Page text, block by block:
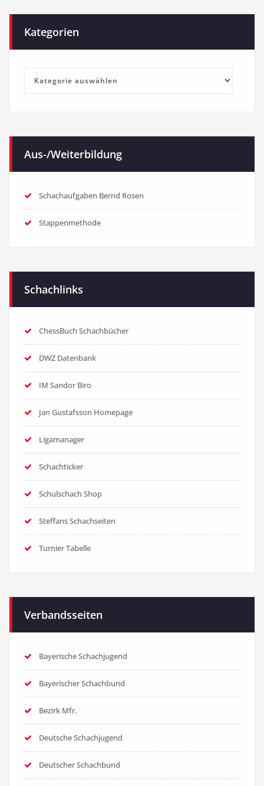
Kategorien
Kategorien
Aus-/Weiterbildung
Schachaufgaben Bernd Rosen
Stappenmethode
Schachlinks
ChessBuch Schachbücher
DWZ Datenbank
IM Sandor Biro
Jan Gustafsson Homepage
Ligamanager
Schachticker
Schulschach Shop
Steffans Schachseiten
Turnier Tabelle
Verbandsseiten
Bayerische Schachjugend
Bayerischer Schachbund
Bezirk Mfr.
Deutsche Schachjugend
Deutscher Schachbund